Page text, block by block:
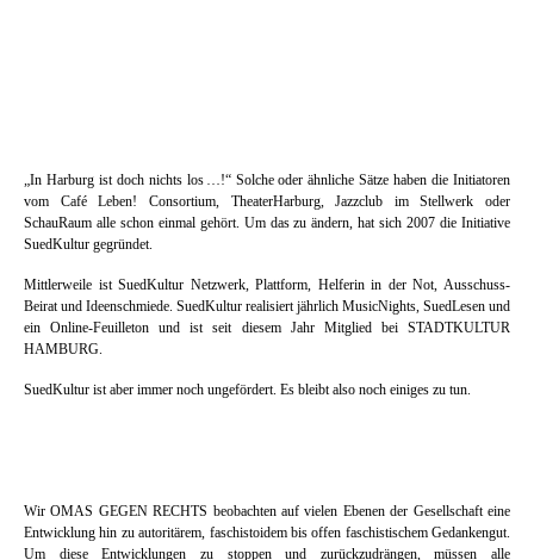
„In Harburg ist doch nichts los …!“ Solche oder ähnliche Sätze haben die Initiatoren
vom Café Leben! Consortium, TheaterHarburg, Jazzclub im Stellwerk oder
SchauRaum alle schon einmal gehört. Um das zu ändern, hat sich 2007 die Initiative
SuedKultur gegründet.
Mittlerweile ist SuedKultur Netzwerk, Plattform, Helferin in der Not, Ausschuss-
Beirat und Ideenschmiede. SuedKultur realisiert jährlich MusicNights, SuedLesen und
ein Online-Feuilleton und ist seit diesem Jahr Mitglied bei STADTKULTUR
HAMBURG.
SuedKultur ist aber immer noch ungefördert. Es bleibt also noch einiges zu tun.
Wir OMAS GEGEN RECHTS beobachten auf vielen Ebenen der Gesellschaft eine
Entwicklung hin zu autoritärem, faschistoidem bis offen faschistischem Gedankengut.
Um diese Entwicklungen zu stoppen und zurückzudrängen, müssen alle